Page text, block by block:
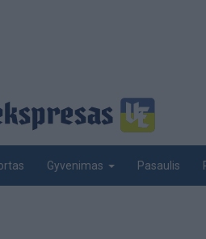
Gyvenimas Pasaulis